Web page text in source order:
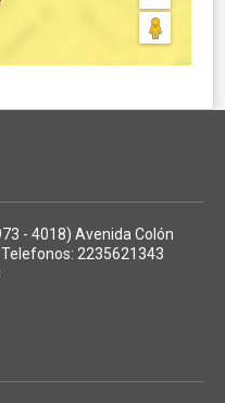
- 4018) Avenida Colón
2235621343